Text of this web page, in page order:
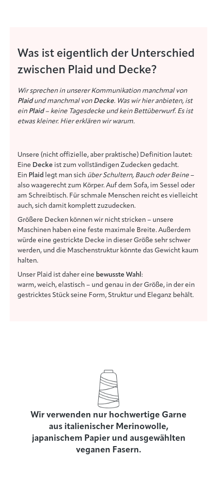
Was ist eigentlich der Unterschied
zwischen Plaid und Decke?
Wir sprechen in unserer Kommunikation manchmal von
Plaidund manchmal vonDecke. Was wir hier anbieten, ist
einPlaid– keine Tagesdecke und kein Bettüberwurf. Es ist
etwas kleiner. Hier erklären wir warum.
Unsere (nicht offizielle, aber praktische) Definition lautet:
Eine Decke ist zum vollständigen Zudecken gedacht.
Ein Plaid legt man sich über Schultern, Bauch oder Beine–
also waagerecht zum Körper. Auf dem Sofa, im Sessel oder
am Schreibtisch. Für schmale Menschen reicht es vielleicht
auch, sich damit komplett zuzudecken.
Größere Decken können wir nicht stricken – unsere
Maschinen haben eine feste maximale Breite. Außerdem
würde eine gestrickte Decke in dieser Größe sehr schwer
werden, und die Maschenstruktur könnte das Gewicht kaum
halten.
Unser Plaid ist daher eine bewusste Wahl :
warm, weich, elastisch – und genau in der Größe, in der ein
gestricktes Stück seine Form, Struktur und Eleganz behält.
Wir verwenden nur hochwertige Garne
aus italienischer Merinowolle,
japanischem Papier und ausgewählten
veganen Fasern.